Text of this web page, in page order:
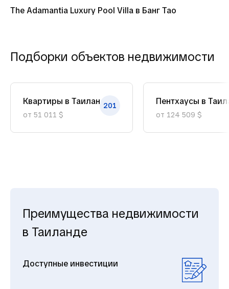
The Adamantia Luxury Pool Villa в Банг Тао
Подборки объектов недвижимости
Квартиры в Таиланде
от 51 011 $
201 Пентхаусы в
от 124 509 $
Преимущества недвижимости
в Таиланде
Доступные инвестиции